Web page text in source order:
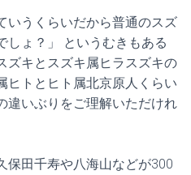
いうくらいだから普通のスズ
しょ？」 というむきもある
ズキとスズキ属ヒラスズキの
ヒトとヒト属北京原人くらい
違いぶりをご理解いただけれ
保田千寿や八海山などが300